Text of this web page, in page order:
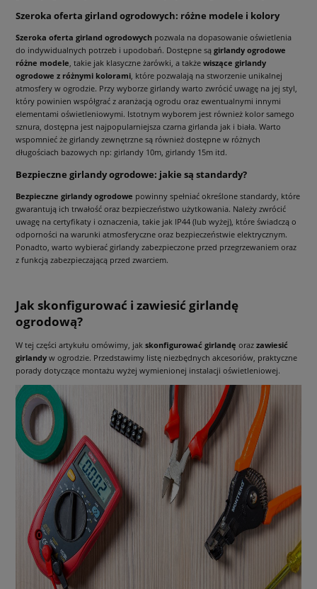
Szeroka oferta girland ogrodowych: różne modele i kolory
Szeroka oferta girland ogrodowych pozwala na dopasowanie oświetlenia
do indywidualnych potrzeb i upodobań. Dostępne są girlandy ogrodowe
różne modele, takie jak klasyczne żarówki, a także wiszące girlandy
ogrodowe z różnymi kolorami, które pozwalają na stworzenie unikalnej
atmosfery w ogrodzie. Przy wyborze girlandy warto zwrócić uwagę na jej styl,
który powinien współgrać z aranżacją ogrodu oraz ewentualnymi innymi
elementami oświetleniowymi. Istotnym wyborem jest również kolor samego
sznura, dostępna jest najpopularniejsza czarna girlanda jak i biała. Warto
wspomnieć że girlandy zewnętrzne są również dostępne w różnych
długościach bazowych np: girlandy 10m, girlandy 15m itd.
Bezpieczne girlandy ogrodowe: jakie są standardy?
Bezpieczne girlandy ogrodowe powinny spełniać określone standardy, które
gwarantują ich trwałość oraz bezpieczeństwo użytkowania. Należy zwrócić
uwagę na certyfikaty i oznaczenia, takie jak IP44 (lub wyżej), które świadczą o
odporności na warunki atmosferyczne oraz bezpieczeństwie elektrycznym.
Ponadto, warto wybierać girlandy zabezpieczone przed przegrzewaniem oraz
z funkcją zabezpieczającą przed zwarciem.
Jak skonfigurować i zawiesić girlandę
ogrodową?
W tej części artykułu omówimy, jak skonfigurować girlandę oraz zawiesić
girlandy w ogrodzie. Przedstawimy listę niezbędnych akcesoriów, praktyczne
porady dotyczące montażu wyżej wymienionej instalacji oświetleniowej.